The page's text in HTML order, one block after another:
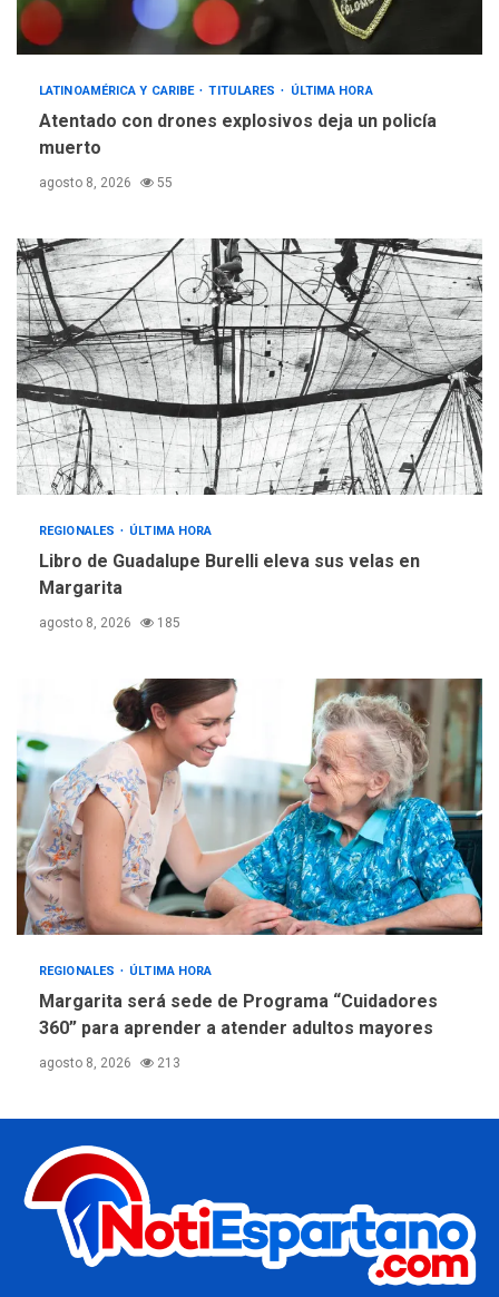
LATINOAMÉRICA Y CARIBE TITULARES ÚLTIMA HORA
Atentado con drones explosivos deja un policía
muerto
agosto 8, 2026 55
REGIONALES ÚLTIMA HORA
Libro de Guadalupe Burelli eleva sus velas en
Margarita
agosto 8, 2026 185
REGIONALES ÚLTIMA HORA
Margarita será sede de Programa “Cuidadores
360” para aprender a atender adultos mayores
agosto 8, 2026 213